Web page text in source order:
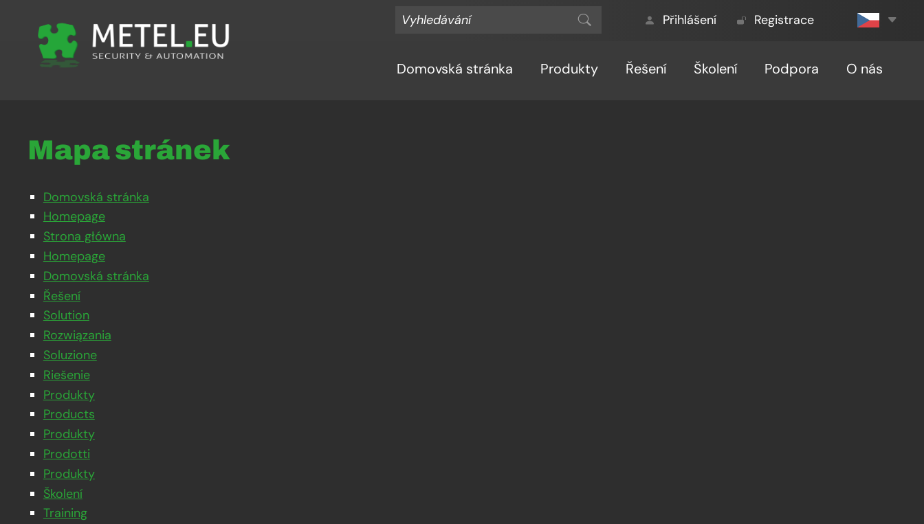
Přihlášení Registrace
Domovská stránka Produkty Řešení Školení Podpora O nás
Mapa stránek
Domovská stránka
Homepage
Strona główna
Homepage
Domovská stránka
Řešení
Solution
Rozwiązania
Soluzione
Riešenie
Produkty
Products
Produkty
Prodotti
Produkty
Školení
Training